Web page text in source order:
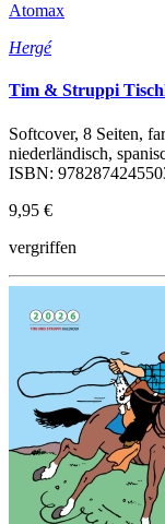
Atomax
Hergé
Tim & Struppi
Softcover, 8 Seiten,
niederländisch,
ISBN:
9,95 €
vergriffen